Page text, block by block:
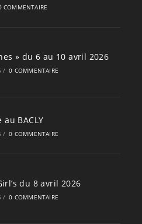
COMMENTAIRE
» du 6 au 10 avril 2026
/ 0 COMMENTAIRE
au BACLY
/ 0 COMMENTAIRE
du 8 avril 2026
/ 0 COMMENTAIRE